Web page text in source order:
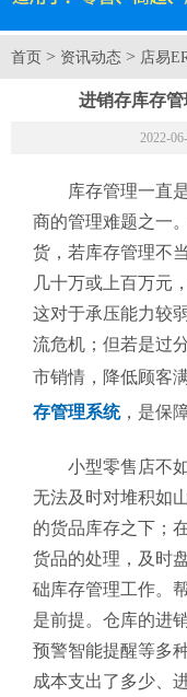
首页 > 资讯动态 > 店易
进销存库存
2022-
库存管理一直
商的管理难题之一
货，若库存管理不
几十万或上百万元
这对于承压能力较
流危机；但若是过
市销情，降低顾客
存管理系统，是保
小型零售店不
无法及时对堆积如
的货品库存之下；
货品的处理，及时
础库存管理工作。
是前提。仓库的进
预警智能提醒等多
成本支出了多少、